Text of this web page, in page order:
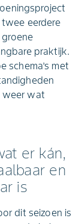
eerdere
praktijk.
schema’s met
weer wat
er kán,
en
is
dit seizoen is